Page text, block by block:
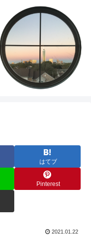
はてブ
Pinterest
2021.01.22